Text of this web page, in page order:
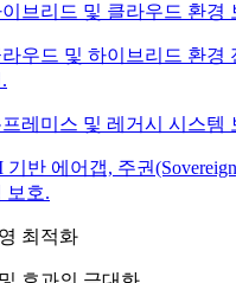
브리드 및 클라우드 환경
우드 및 하이브리드 환경
레미스 및 레거시 시스템
기반 에어갭, 주권
보호.
최적화